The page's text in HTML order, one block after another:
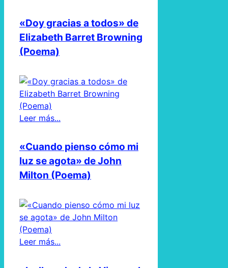
«Doy gracias a todos» de
Elizabeth Barret Browning
(Poema)
Leer más...
«Cuando pienso cómo mi
luz se agota» de John
Milton (Poema)
Leer más...